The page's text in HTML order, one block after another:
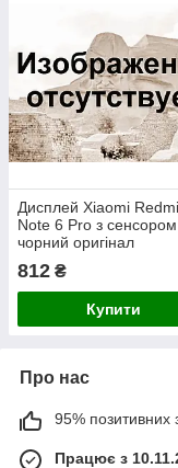
Дисплей Xiaomi Redmi
Note 6 Pro з сенсором
чорний оригінал
812 ₴
Купити
Про нас
95% позитивних з
Працює з